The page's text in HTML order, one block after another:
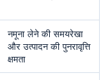
नमूना लेने की समयरेखा
और उत्पादन की पुनरावृत्ति
क्षमता